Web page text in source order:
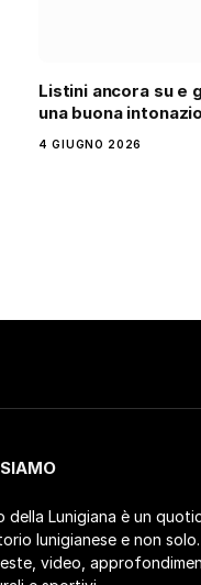
Listini ancora su e
una buona
4 GIUGNO 2026
della Lunigiana è un
lunigianese e non
video,